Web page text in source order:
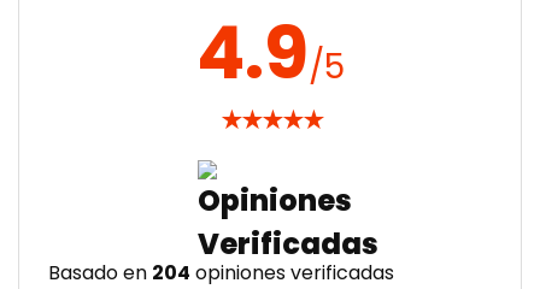
4.9/5
★★★★★
Basado en 204 opiniones verificadas